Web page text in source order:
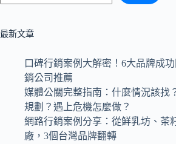
最新文章
口碑行銷案例大解密！6大品牌成
銷公司推薦
媒體公關完整指南：什麼情況該找
規劃？遇上危機怎麼做？
網路行銷案例分享：從鮮乳坊、茶
廠，3個台灣品牌翻轉